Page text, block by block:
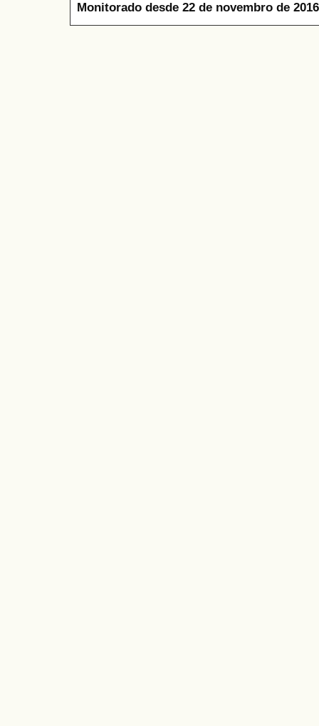
Monitorado desde 22 de novembro de